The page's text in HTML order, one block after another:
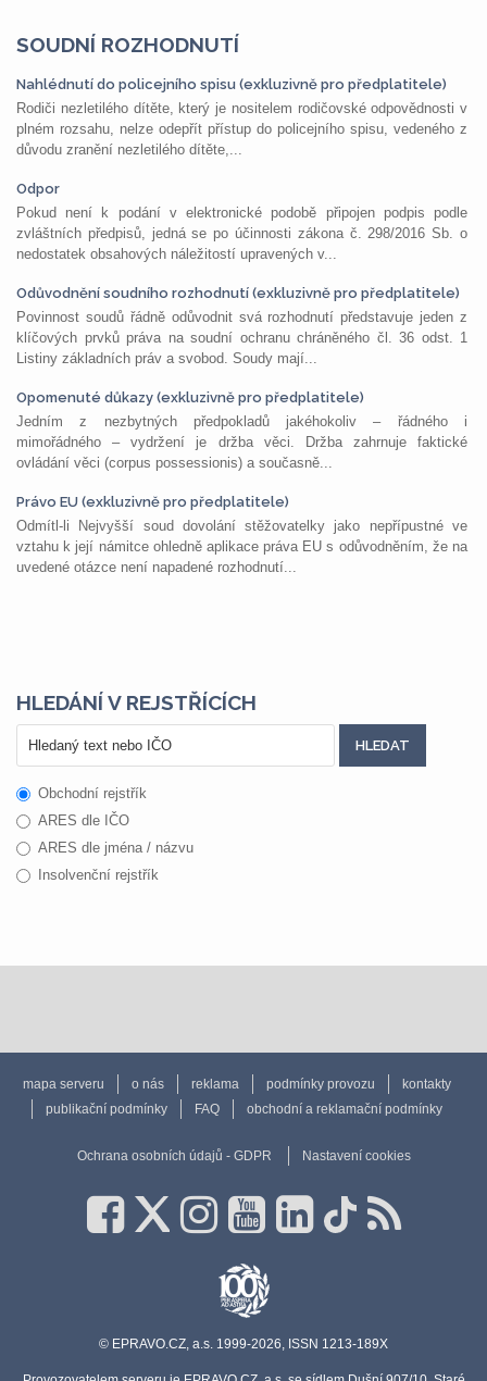
SOUDNÍ ROZHODNUTÍ
Nahlédnutí do policejního spisu (exkluzivně pro předplatitele)
Rodiči nezletilého dítěte, který je nositelem rodičovské odpovědnosti v
plném rozsahu, nelze odepřít přístup do policejního spisu, vedeného z
důvodu zranění nezletilého dítěte,...
Odpor
Pokud není k podání v elektronické podobě připojen podpis podle
zvláštních předpisů, jedná se po účinnosti zákona č. 298/2016 Sb. o
nedostatek obsahových náležitostí upravených v...
Odůvodnění soudního rozhodnutí (exkluzivně pro předplatitele)
Povinnost soudů řádně odůvodnit svá rozhodnutí představuje jeden z
klíčových prvků práva na soudní ochranu chráněného čl. 36 odst. 1
Listiny základních práv a svobod. Soudy mají...
Opomenuté důkazy (exkluzivně pro předplatitele)
Jedním z nezbytných předpokladů jakéhokoliv – řádného i
mimořádného – vydržení je držba věci. Držba zahrnuje faktické
ovládání věci (corpus possessionis) a současně...
Právo EU (exkluzivně pro předplatitele)
Odmítl-li Nejvyšší soud dovolání stěžovatelky jako nepřípustné ve
vztahu k její námitce ohledně aplikace práva EU s odůvodněním, že na
uvedené otázce není napadené rozhodnutí...
HLEDÁNÍ V REJSTŘÍCÍCH
Obchodní rejstřík
ARES dle IČO
ARES dle jména / názvu
Insolvenční rejstřík
mapa serveru o nás reklama podmínky provozu
kontakty
publikační podmínky
FAQ obchodní a reklamační podmínky
Ochrana osobních údajů - GDPR Nastavení cookies
© EPRAVO.CZ, a.s. 1999-2026, ISSN 1213-189X